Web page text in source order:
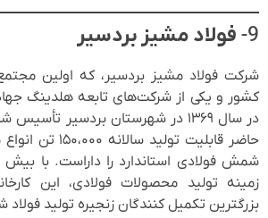
9- فولاد مشیز بردسیر
شرکت فولاد مشیز بردسیر، که اولین
کشور و یکی از شرکت‌های تابعه هلدینگ
در سال ۱۳۶۹ در شهرستان بردسیر
زمینه تولید محصولات فولادی، این
بزرگترین تکمیل کنندگان زنجیره تولید